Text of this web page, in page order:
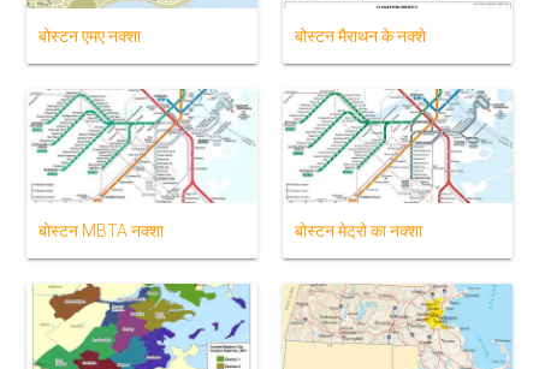
बोस्टन एमए नक्शा बोस्टन मैराथन के नक्शे
बोस्टन MBTA नक्शा बोस्टन मेट्रो का नक्शा